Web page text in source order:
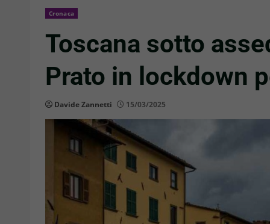
Cronaca
Toscana sotto
Prato in lockdown
Davide Zannetti 15/03/2025